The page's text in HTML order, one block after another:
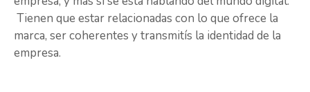
Tienen que estar relacionadas con lo que ofrece la
marca, ser coherentes y transmitís la identidad de la
empresa.